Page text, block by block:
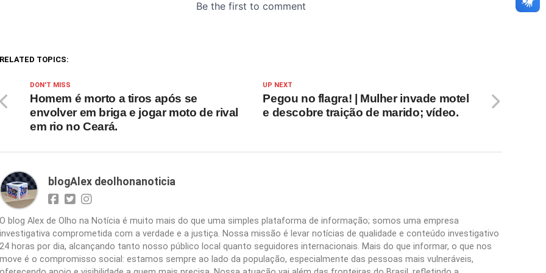
RELATED TOPICS:
UP NEXT
Pegou no flagra! | Mulher invade motel
e descobre traição de marido; vídeo.
DON'T MISS
Homem é morto a tiros após se
envolver em briga e jogar moto de rival
em rio no Ceará.
blogAlex deolhonanoticia
O blog Alex de Olho na Notícia é muito mais do que uma simples plataforma de informação; somos uma empresa
investigativa comprometida com a verdade e a justiça. Nossa missão é levar notícias de qualidade e conteúdo investigativo
24 horas por dia, alcançando tanto nosso público local quanto seguidores internacionais. Mais do que informar, o que nos
move é o compromisso social: estamos sempre ao lado da população, especialmente das pessoas mais vulneráveis,